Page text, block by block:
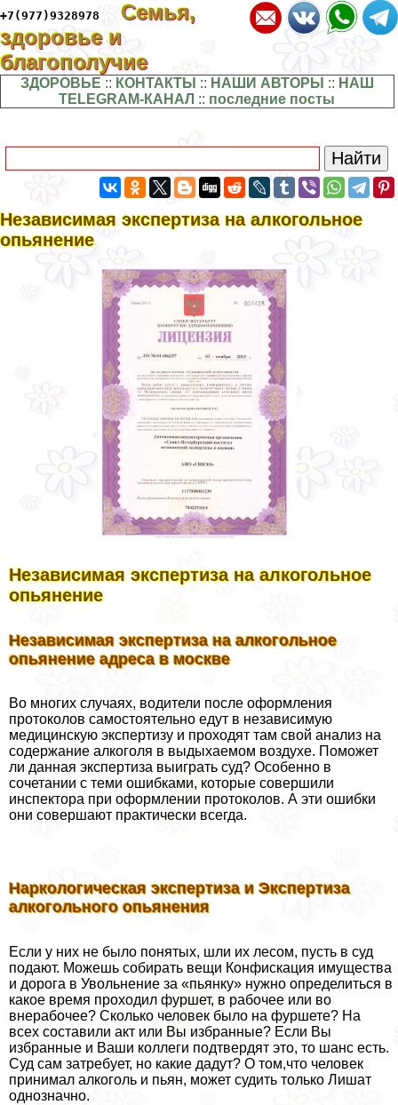
+7(977)9328978
Семья,
здоровье и
благополучие
ЗДОРОВЬЕ :: КОНТАКТЫ :: НАШИ АВТОРЫ :: НАШ
TELEGRAM-КАНАЛ :: последние посты
Независимая экспертиза на алкогольное
опьянение
Независимая экспертиза на алкогольное
опьянение
Независимая экспертиза на алкогольное
опьянение адреса в москве
Во многих случаях, водители после оформления
протоколов самостоятельно едут в независимую
медицинскую экспертизу и проходят там свой анализ на
содержание алкоголя в выдыхаемом воздухе. Поможет
ли данная экспертиза выиграть суд? Особенно в
сочетании с теми ошибками, которые совершили
инспектора при оформлении протоколов. А эти ошибки
они совершают пpaктически всегда.
Наркологическая экспертиза и Экспертиза
алкогольного опьянения
Если у них не было понятых, шли их лесом, пусть в суд
подают. Можешь собирать вещи Конфискация имущества
и дорога в Увольнение за «пьянку» нужно определиться в
какое время проходил фуршет, в рабочее или во
внерабочее? Сколько человек было на фуршете? На
всех составили акт или Вы избранные? Если Вы
избранные и Ваши коллеги подтвердят это, то шанс есть.
Суд сам затребует, но какие дадут? О том,что человек
принимал алкоголь и пьян, может судить только Лишат
однозначно.